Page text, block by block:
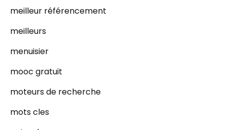
meilleur référencement
meilleurs
menuisier
mooc gratuit
moteurs de recherche
mots cles